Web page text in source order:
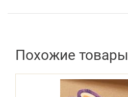
Похожие товары